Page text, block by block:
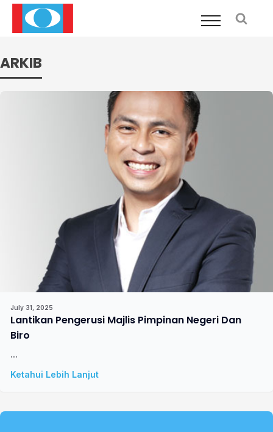
ARKIB
July 31, 2025
Lantikan Pengerusi Majlis Pimpinan Negeri Dan
Biro
...
Ketahui Lebih Lanjut